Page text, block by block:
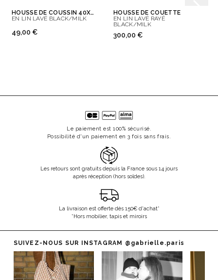
HOUSSE DE COUSSIN 40X65 CM
EN LIN LAVÉ BLACK/MILK
49,00 €
HOUSSE DE COUETTE
EN LIN LAVÉ RAYÉ
BLACK/MILK
300,00 €
Le paiement est 100% sécurisé.
Possibilité d'un paiement en 3 fois sans frais.
Les retours sont gratuits depuis la France sous 14 jours
après réception (hors soldes).
La livraison est offerte dès 150€ d'achat*
*Hors mobilier, tapis et miroirs
SUIVEZ-NOUS SUR INSTAGRAM @gabrielle.paris